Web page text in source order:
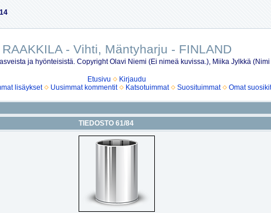
RAAKKILA - Vihti, Mäntyharju - FINLAND
ja hyönteisistä. Copyright Olavi Niemi (Ei nimeä kuvissa.), Miika Jylkkä
Etusivu
Kirjaudu
lisäykset Uusimmat kommentit Katsotuimmat Suosituimmat Omat suosikit
TIEDOSTO 61/84